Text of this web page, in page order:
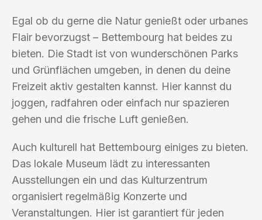
Egal ob du gerne die Natur genießt oder urbanes
Flair bevorzugst – Bettembourg hat beides zu
bieten. Die Stadt ist von wunderschönen Parks
und Grünflächen umgeben, in denen du deine
Freizeit aktiv gestalten kannst. Hier kannst du
joggen, radfahren oder einfach nur spazieren
gehen und die frische Luft genießen.
Auch kulturell hat Bettembourg einiges zu bieten.
Das lokale Museum lädt zu interessanten
Ausstellungen ein und das Kulturzentrum
organisiert regelmäßig Konzerte und
Veranstaltungen. Hier ist garantiert für jeden